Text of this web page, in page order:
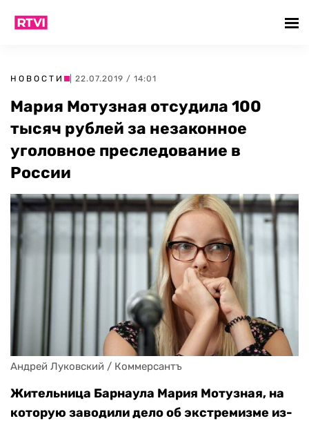
НОВОСТИ | 22.07.2019 / 14:01
Мария Мотузная отсудила 100
тысяч рублей за незаконное
уголовное преследование в
России
Андрей Луковский / Коммерсантъ
Жительница Барнаула Мария Мотузная, на
которую заводили дело об экстремизме из-